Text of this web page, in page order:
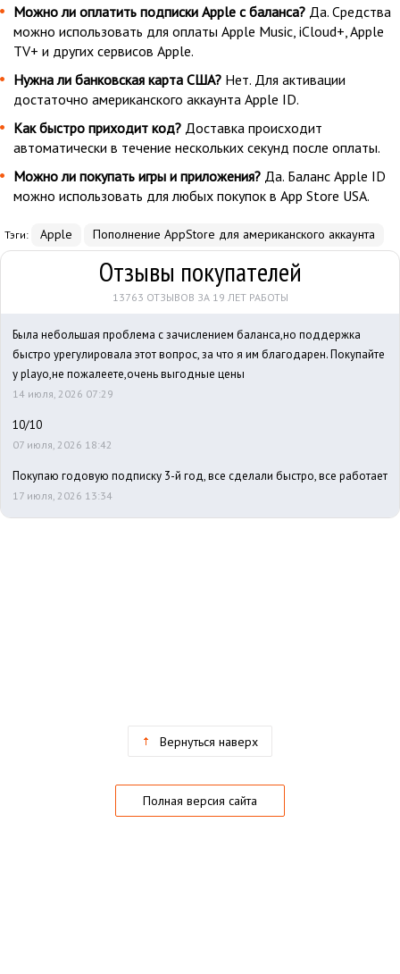
Можно ли оплатить подписки Apple с баланса? Да. Средства
можно использовать для оплаты Apple Music, iCloud+, Apple
TV+ и других сервисов Apple.
Нужна ли банковская карта США? Нет. Для активации
достаточно американского аккаунта Apple ID.
Как быстро приходит код? Доставка происходит
автоматически в течение нескольких секунд после оплаты.
Можно ли покупать игры и приложения? Да. Баланс Apple ID
можно использовать для любых покупок в App Store USA.
Тэги: Apple Пополнение AppStore для американского аккаунта
Отзывы покупателей
13763 ОТЗЫВОВ ЗА 19 ЛЕТ РАБОТЫ
Была небольшая проблема с зачислением баланса,но поддержка
быстро урегулировала этот вопрос, за что я им благодарен. Покупайте
у playo,не пожалеете,очень выгодные цены
14 июля, 2026 07:29
10/10
07 июля, 2026 18:42
Покупаю годовую подписку 3-й год, все сделали быстро, все работает
17 июля, 2026 13:34
Вернуться наверх
Полная версия сайта